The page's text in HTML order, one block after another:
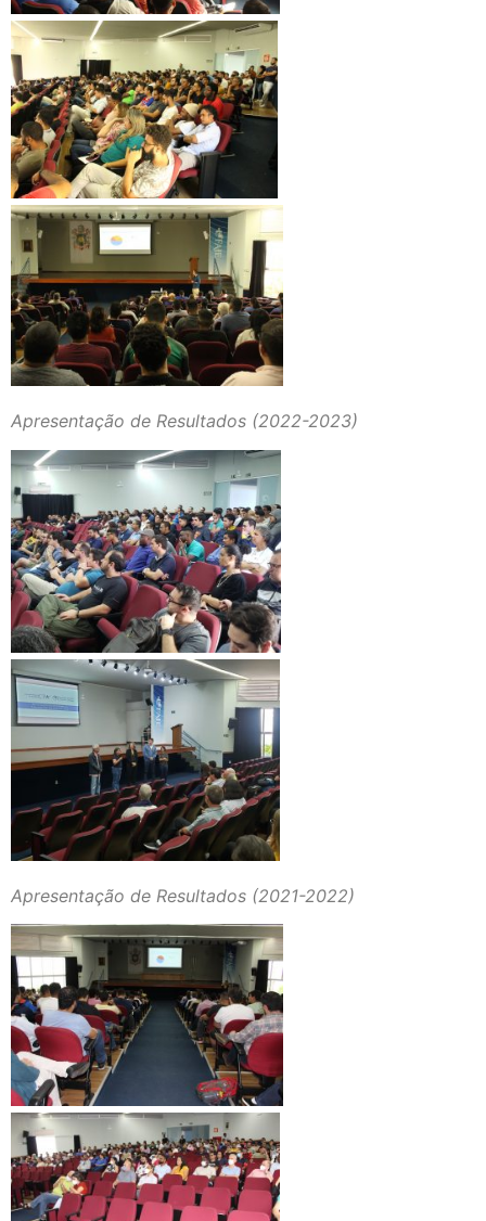
Apresentação de Resultados (2022-2023)
Apresentação de Resultados (2021-2022)